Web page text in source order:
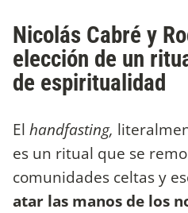
Nicolás Cabré y
elección de un
de espiritualidad
El handfasting,
es un ritual que se
comunidades celtas y
atar las manos de los